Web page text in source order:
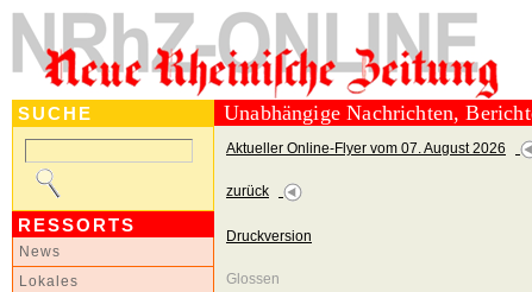
SUCHE
RESSORTS
News
Lokales
Unabhängige Nachrichten,
Aktueller Online-Flyer vom 07. August 2026
zurück
Druckversion
Glossen